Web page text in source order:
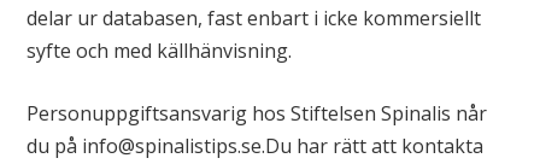
delar ur databasen, fast enbart i icke kommersiellt
syfte och med källhänvisning.
Personuppgiftsansvarig hos Stiftelsen Spinalis når
du på info@spinalistips.se.Du har rätt att kontakta